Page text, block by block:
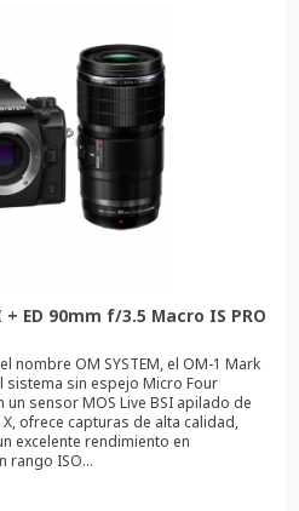
ED 90mm f/3.5 Macro IS PRO
nombre OM SYSTEM, el OM-1 Mark
sistema sin espejo Micro Four
sensor MOS Live BSI apilado de
ofrece capturas de alta calidad,
excelente rendimiento en
rango ISO...